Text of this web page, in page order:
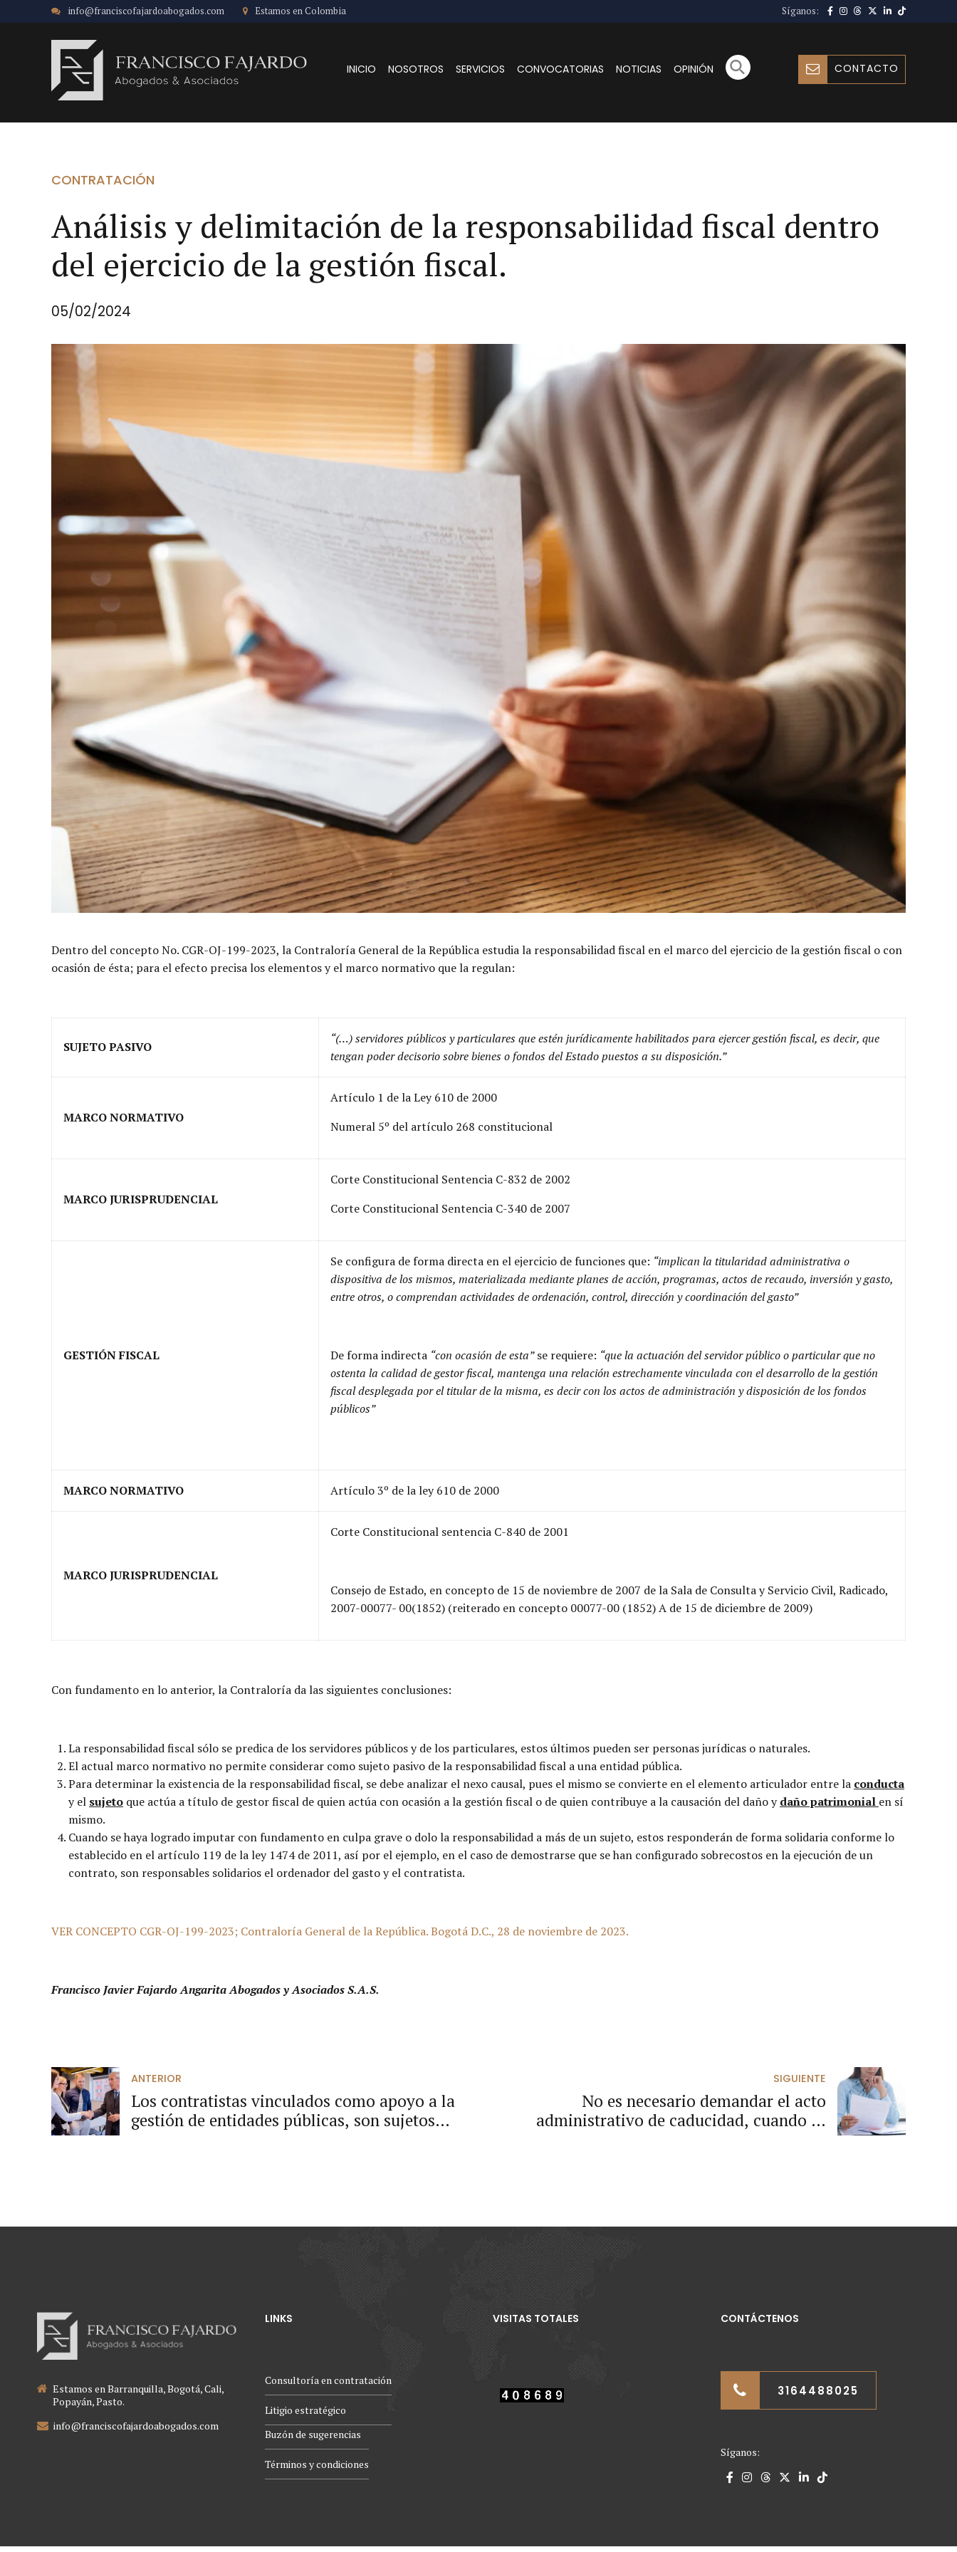
info@franciscofajardoabogados.com Estamos en Colombia Síganos:
CONTACTO
INICIO NOSOTROS SERVICIOS CONVOCATORIAS NOTICIAS OPINIÓN
CONTRATACIÓN
Análisis y delimitación de la responsabilidad fiscal dentro
del ejercicio de la gestión fiscal.
05/02/2024
Dentro del concepto No. CGR-OJ-199-2023, la Contraloría General de la República estudia la responsabilidad fiscal en el marco del ejercicio de la gestión fiscal o con
ocasión de ésta; para el efecto precisa los elementos y el marco normativo que la regulan:
SUJETO PASIVO
“(…) servidores públicos y particulares que estén jurídicamente habilitados para ejercer gestión fiscal, es decir, que
tengan poder decisorio sobre bienes o fondos del Estado puestos a su disposición.”
MARCO NORMATIVO
Artículo 1 de la Ley 610 de 2000
Numeral 5º del artículo 268 constitucional
MARCO JURISPRUDENCIAL
Corte Constitucional Sentencia C-832 de 2002
Corte Constitucional Sentencia C-340 de 2007
GESTIÓN FISCAL
Se configura de forma directa en el ejercicio de funciones que: “implican la titularidad administrativa o
dispositiva de los mismos, materializada mediante planes de acción, programas, actos de recaudo, inversión y gasto,
entre otros, o comprendan actividades de ordenación, control, dirección y coordinación del gasto”
De forma indirecta “con ocasión de esta”se requiere: “que la actuación del servidor público o particular que no
ostenta la calidad de gestor fiscal, mantenga una relación estrechamente vinculada con el desarrollo de la gestión
fiscal desplegada por el titular de la misma, es decir con los actos de administración y disposición de los fondos
públicos”
MARCO NORMATIVO Artículo 3º de la ley 610 de 2000
MARCO JURISPRUDENCIAL
Corte Constitucional sentencia C-840 de 2001
Consejo de Estado, en concepto de 15 de noviembre de 2007 de la Sala de Consulta y Servicio Civil, Radicado,
2007-00077- 00(1852) (reiterado en concepto 00077-00 (1852) A de 15 de diciembre de 2009)
Con fundamento en lo anterior, la Contraloría da las siguientes conclusiones:
La responsabilidad fiscal sólo se predica de los servidores públicos y de los particulares, estos últimos pueden ser personas jurídicas o naturales.
El actual marco normativo no permite considerar como sujeto pasivo de la responsabilidad fiscal a una entidad pública.
Para determinar la existencia de la responsabilidad fiscal, se debe analizar el nexo causal, pues el mismo se convierte en el elemento articulador entre la conducta
y el sujeto que actúa a título de gestor fiscal de quien actúa con ocasión a la gestión fiscal o de quien contribuye a la causación del daño ydaño patrimonial en sí
mismo.
Cuando se haya logrado imputar con fundamento en culpa grave o dolo la responsabilidad a más de un sujeto, estos responderán de forma solidaria conforme lo
establecido en el artículo 119 de la ley 1474 de 2011, así por el ejemplo, en el caso de demostrarse que se han configurado sobrecostos en la ejecución de un
contrato, son responsables solidarios el ordenador del gasto y el contratista.
VER CONCEPTO CGR-OJ-199-2023; Contraloría General de la República. Bogotá D.C., 28 de noviembre de 2023.
Francisco Javier Fajardo Angarita Abogados y Asociados S.A.S.
ANTERIOR
Los contratistas vinculados como apoyo a la
gestión de entidades públicas, son sujetos
SIGUIENTE
No es necesario demandar el acto
administrativo de caducidad, cuando se
Estamos en Barranquilla, Bogotá, Cali,
Popayán, Pasto.
info@franciscofajardoabogados.com
LINKS
Consultoría en contratación
Litigio estratégico
Buzón de sugerencias
Términos y condiciones
VISITAS TOTALES CONTÁCTENOS
3164488025
Síganos: